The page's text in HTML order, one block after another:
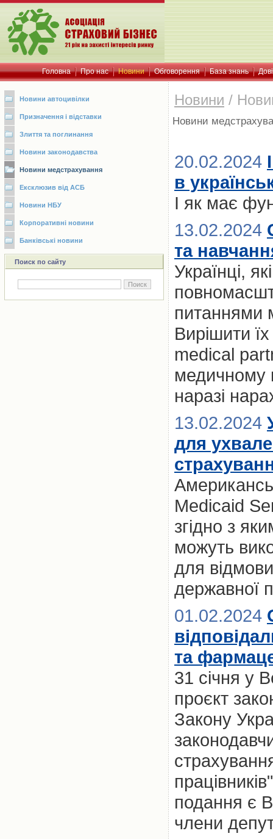
Головна Про нас Новини Обговорення База знань
Новини автоцивілки
Призначення і відставки
Злиття та поглинання
Новини законодавства
Новини медстрахування
Ексклюзив від АСБ
Новини НБУ
Корпоративні новини
Банківські новини
Поиск по сайту
Новини /
Новини
20.02.2024
в
І як має
13.02.2024
та
Українці,
питаннями
Вирішити
medical
медичному
наразі
13.02.2024
для
Medicaid
згідно з
можуть
для
державної
01.02.2024
та
31 січня у
проєкт
Закону
подання є
члени